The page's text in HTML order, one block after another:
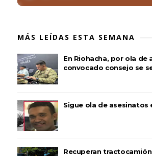
MÁS LEÍDAS ESTA SEMANA
En Riohacha, por ola de
convocado consejo se
Sigue ola de asesinatos
Recuperan